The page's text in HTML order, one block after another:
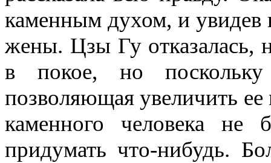
каменным духом, и увидев
жены. Цзы Гуотказалась,
в покое, но
позволяющая увеличить
каменного человека не
придумать что-нибудь.